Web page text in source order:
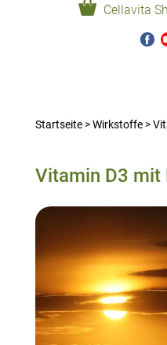
Cellavita
Startseite>Wirkstoffe>
Vitamin D3 mit